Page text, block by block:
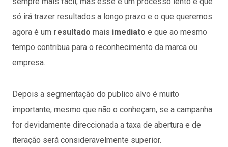
só irá trazer resultados a longo prazo e o que queremos
agora é um resultado mais imediato e que ao mesmo
tempo contribua para o reconhecimento da marca ou
empresa.
Depois a segmentação do publico alvo é muito
importante, mesmo que não o conheçam, se a campanha
for devidamente direccionada a taxa de abertura e de
iteração será consideravelmente superior.